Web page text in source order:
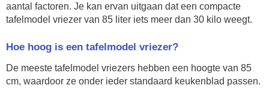
aantal factoren. Je kan ervan uitgaan dat een compacte
tafelmodel vriezer van 85 liter iets meer dan 30 kilo weegt.
Hoe hoog is een tafelmodel vriezer?
De meeste tafelmodel vriezers hebben een hoogte van 85
cm, waardoor ze onder ieder standaard keukenblad passen.